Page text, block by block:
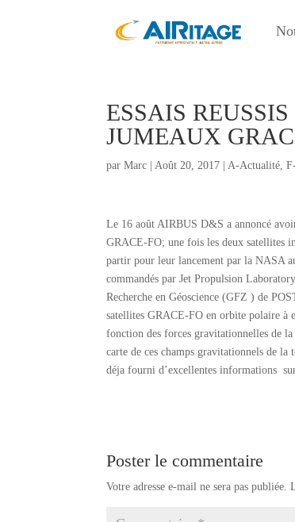
ESSAIS
JUMEAUX
parMarc |Août 20, 2017 |A-Actualité,
Le 16 août AIRBUS D&S a annoncé
GRACE-FO; une fois les deux satellites
partir pour leur lancement par la NASA
commandés par Jet Propulsion
Recherche en Géoscience (GFZ ) de
satellites GRACE-FO en orbite polaire à
fonction des forces gravitationnelles de
carte de ces champs gravitationnels de
déja fourni d’excellentes informations
Poster le commentaire
Votre adresse e-mail ne sera pas publiée.